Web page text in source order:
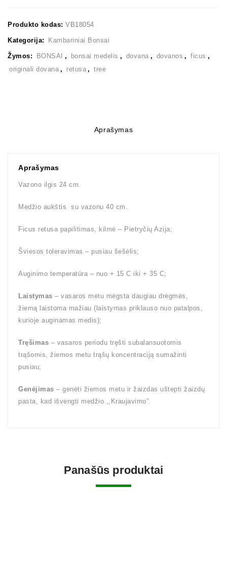
Produkto kodas: VB18054
Kategorija: Kambariniai Bonsai
Žymos: BONSAI , bonsai medelis , dovana , dovanos , ficus ,
originali dovana , retusa , tree
Aprašymas
Aprašymas
Vazono ilgis 24 cm.
Medžio aukštis su vazonu 40 cm.
Ficus retusa papilitimas, kilmė – Pietryčių Azija;
Šviesos toleravimas – pusiau šešėlis;
Auginimo temperatūra – nuo + 15 C iki + 35 C;
Laistymas – vasaros metu mėgsta daugiau drėgmės,
žiemą laistoma mažiau (laistymas priklauso nuo patalpos,
kurioje auginamas medis);
Tręšimas – vasaros periodu tręšti subalansuotomis
trąšomis, žiemos metu trąšų koncentraciją sumažinti
pusiau;
Genėjimas – genėti žiemos metu ir žaizdas uštepti žaizdų
pasta, kad išvengti medžio ,,Kraujavimo”.
Panašūs produktai